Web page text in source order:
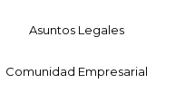
Asuntos Legales
Comunidad Empresarial